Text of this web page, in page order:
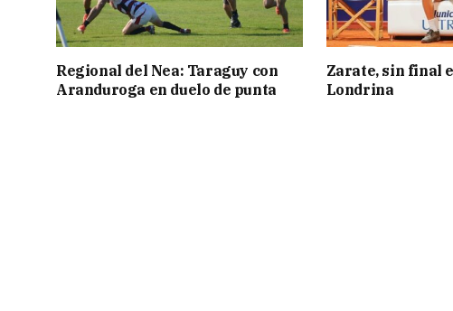
Regional del Nea: Taraguy con
Aranduroga en duelo de punta
Zarate, sin final
Londrina